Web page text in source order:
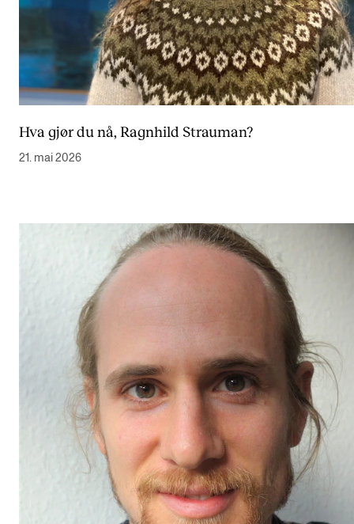
Hva gjør du nå, Ragnhild Strauman?
21. mai 2026